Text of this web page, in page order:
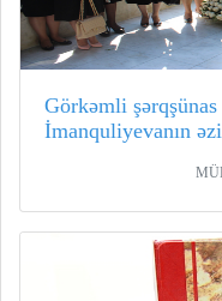
Görkəmli
İmanquliyevanın